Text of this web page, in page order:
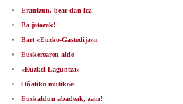
Erantzun, bear dan lez
Ba jatozak!
Bart «Euzko-Gastedija»n
Euskerearen alde
«Euzkel-Laguntza»
Oñatiko mutikoei
Euskaldun abadeak, zain!